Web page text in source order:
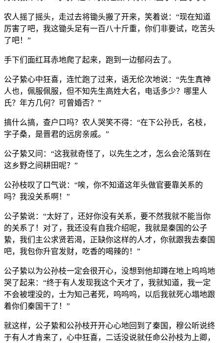
农人摇了摇头，走过去将锄头搬了开来，笑着说：“现在知道
厉害了吧，我这锄头足有一百八十斤重，你们非要试，吃苦头
了吧！”
手下们面红耳赤地爬了起来，跑到一边郁闷去了。
公子絷心中狂喜，连忙跑了过来，语无伦次地说：“先生真神
人也，佩服佩服，但不知先生高姓大名，电话多少？哪里人
氏？年方几何？可曾婚否？”
搞什么搞，查户口吗？农人哭笑不得：“在下公孙氏，名枝，
字子桑，是晋君的远房亲戚。”
公子絷又问：“这我就奇怪了，以先生之才，怎么会沦落到在
这乡野之间耕田呢？”
公孙枝叹了口气说：“唉，你不知道这年头做官要靠关系的
吗？我没关系啊！”
公子絷说：“太好了，还好你没有关系，要不然我就不能当你
的关系了！对了，我还没有自我介绍呢，我就是秦国的公子
絷，我们主公求贤若渴，正缺你这样的人才，你就跟我去秦国
吧，我包你升官发财，吃香的喝辣的！”
公子絷以为公孙枝一定会很开心，没想到他却蹲在地上呜呜地
哭了起来：“终于有人发现我这个天才了，我就知道，我一定
不会被埋没的，士为知己者死，呜呜呜，以后我就死心塌地跟
着你们秦国干了！”
就这样，公子絷和公孙枝开开心心地回到了秦国，穆公听说终
于有人才肯来了，心中狂喜，二话没说就任命公孙枝为上卿，